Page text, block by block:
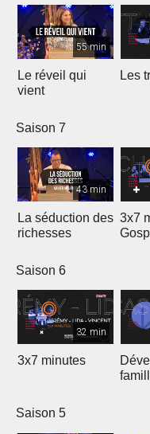
55 min
Le réveil qui
vient
Les
Saison 7
43 min
La séduction des
richesses
3x7
Saison 6
32 min
3x7 minutes
Saison 5